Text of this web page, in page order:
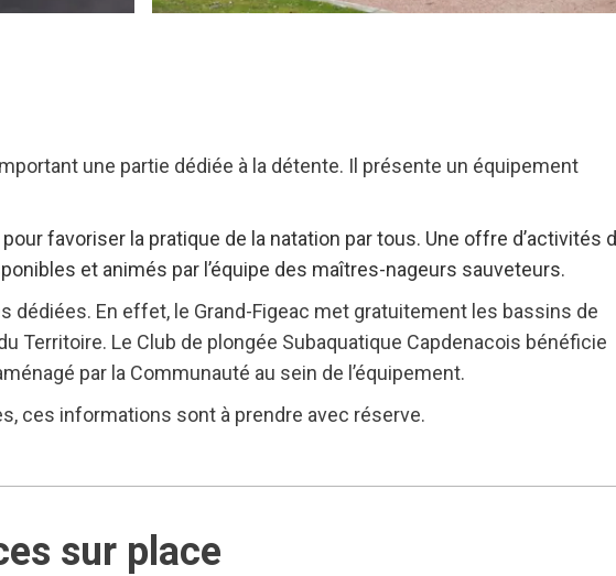
une partie dédiée à la détente. Il présente un équipement
favoriser la pratique de la natation par tous. Une offre d’activités
et animés par l’équipe des maîtres-nageurs sauveteurs.
dédiées. En effet, le Grand-Figeac met gratuitement les bassins de
Territoire. Le Club de plongée Subaquatique Capdenacois bénéficie
par la Communauté au sein de l’équipement.
ces informations sont à prendre avec réserve.
sur place